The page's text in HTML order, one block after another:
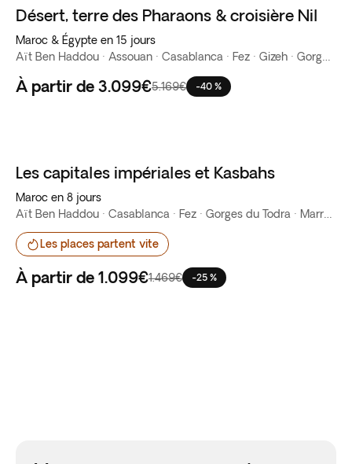
Désert, terre des Pharaons & croisière Nil
Maroc & Égypte en 15 jours
À partir de 3.099€5.169€ -40 %
Best seller
Les capitales impériales et Kasbahs
Maroc en 8 jours
Les places partent vite
À partir de 1.099€1.469€ -25 %